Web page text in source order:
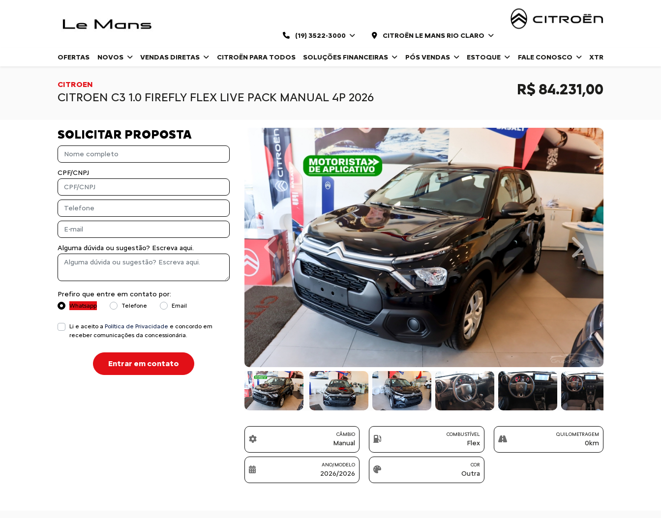
(19) 3522-3000 CITROËN LE MANS RIO CLARO
OFERTAS NOVOS VENDAS DIRETAS CITROËN PARA TODOS SOLUÇÕES FINANCEIRAS PÓS VENDAS ESTOQUE FALE CONOSCO XTR
CITROEN
CITROEN C3 1.0 FIREFLY FLEX LIVE PACK MANUAL 4P 2026 R$ 84.231,00
Previous Next
CÂMBIO
Manual
COMBUSTÍVEL
Flex
QUILOMETRAGEM
0km
ANO/MODELO
2026/2026
COR
Outra
SOLICITAR PROPOSTA
CPF/CNPJ
Alguma dúvida ou sugestão? Escreva aqui.
Prefiro que entre em contato por:
Whatsapp Telefone Email
Li e aceito a Política de Privacidade e concordo em
receber comunicações da concessionária.
Entrar em contato